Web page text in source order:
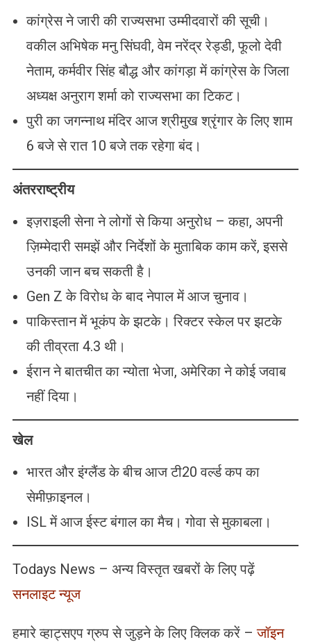
कांग्रेस ने जारी की राज्यसभा उम्मीदवारों की सूची।
वकील अभिषेक मनु सिंघवी, वेम नरेंद्र रेड्डी, फूलो देवी
नेताम, कर्मवीर सिंह बौद्ध और कांगड़ा में कांग्रेस के जिला
अध्यक्ष अनुराग शर्मा को राज्यसभा का टिकट।
पुरी का जगन्नाथ मंदिर आज श्रीमुख श्रृंगार के लिए शाम
6 बजे से रात 10 बजे तक रहेगा बंद।
अंतरराष्ट्रीय
इज़राइली सेना ने लोगों से किया अनुरोध – कहा, अपनी
ज़िम्मेदारी समझें और निर्देशों के मुताबिक काम करें, इससे
उनकी जान बच सकती है।
Gen Z के विरोध के बाद नेपाल में आज चुनाव।
पाकिस्तान में भूकंप के झटके। रिक्टर स्केल पर झटके
की तीव्रता 4.3 थी।
ईरान ने बातचीत का न्योता भेजा, अमेरिका ने कोई जवाब
नहीं दिया।
खेल
भारत और इंग्लैंड के बीच आज टी20 वर्ल्ड कप का
सेमीफ़ाइनल।
ISL में आज ईस्ट बंगाल का मैच। गोवा से मुकाबला।
Todays News – अन्य विस्तृत खबरों के लिए पढ़ें
सनलाइट न्यूज
हमारे व्हाट्सएप ग्रुप से जुड़ने के लिए क्लिक करें –जॉइन